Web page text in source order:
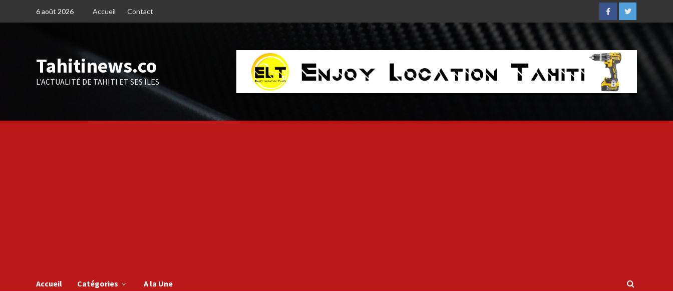
6 août 2026 Accueil Contact
FacebookTwitter
Tahitinews.co
L'ACTUALITÉ DE TAHITI ET SES ÎLES
Accueil Catégories A la Une